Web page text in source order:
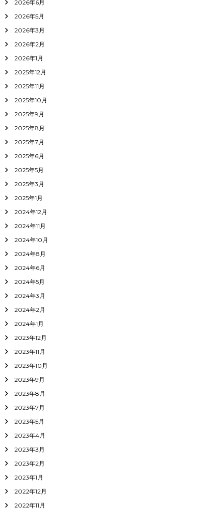
2026年6月
2026年5月
2026年3月
2026年2月
2026年1月
2025年12月
2025年11月
2025年10月
2025年9月
2025年8月
2025年7月
2025年6月
2025年5月
2025年3月
2025年1月
2024年12月
2024年11月
2024年10月
2024年8月
2024年6月
2024年5月
2024年3月
2024年2月
2024年1月
2023年12月
2023年11月
2023年10月
2023年9月
2023年8月
2023年7月
2023年5月
2023年4月
2023年3月
2023年2月
2023年1月
2022年12月
2022年11月